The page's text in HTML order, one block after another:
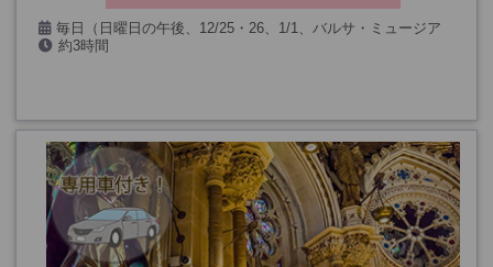
毎日（日曜日の午後、12/25・26、1/1、バルサ・ミュージア
ム・ツアー閉館日、試合当日を除く）
約3時間